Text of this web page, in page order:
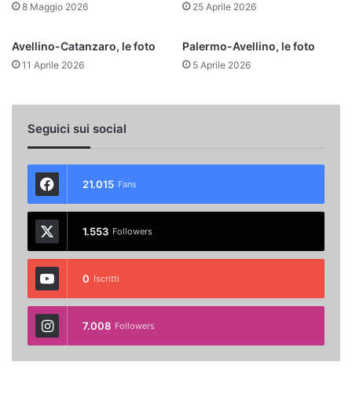
8 Maggio 2026 25 Aprile 2026
Avellino-Catanzaro, le foto
11 Aprile 2026
Palermo-Avellino, le foto
5 Aprile 2026
Seguici sui social
21.015 Fans
1.553 Followers
0 Iscritti
7.008 Followers